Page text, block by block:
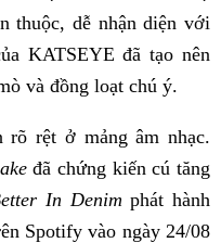
thuộc, dễ nhận diện với
KATSEYE đã tạo nên
và đồng loạt chú ý.
rõ rệt ở mảng âm nhạc.
đã chứng kiến cú tăng
In Denim phát hành
Spotify vào ngày 24/08